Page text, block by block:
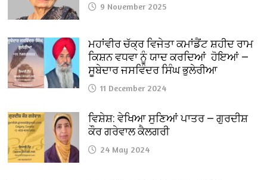
9 November 2025
ਮਹਾਂਵੀਰ ਚੱਕ੍ਰ ਵਿਜੇਤਾ ਕਮਾਂਡੈਂਟ ਸ਼ਹੀਦ ਰਾਮ
ਕਿਸ਼ਨ ਵਧਵਾ ਨੂੰ ਯਾਦ ਕਰਦਿਆਂ ਹੋਇਆਂ —
ਸੂਬੇਦਾਰ ਜਸਵਿੰਦਰ ਸਿੰਘ ਭੁਲੇਰੀਆ
11 December 2024
ਵਿਸ਼ੇਸ਼: ਵੇਖਿਆ ਸੁਣਿਆਂ ਪਾਤਰ — ਗੁਰਦੀਸ਼
ਕੌਰ ਗਰੇਵਾਲ ਕੈਲਗਰੀ
24 May 2024